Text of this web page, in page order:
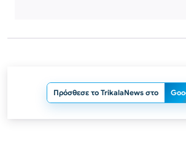
Πρόσθεσε το TrikalaNews στο